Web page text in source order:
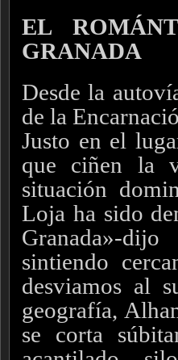
EL
GRANADA
Desde la
de la
Justo en el
que ciñen la
situación
Loja ha sido
Granada»-
sintiendo
desviamos al
geografía,
se corta